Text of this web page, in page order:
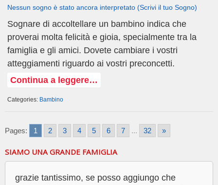
Nessun sogno è stato ancora interpretato (Scrivi il tuo Sogno)
Sognare di accoltellare un bambino indica che
proverai molta felicità e gioia, specialmente tra la
famiglia e gli amici. Dovete cambiare i vostri
atteggiamenti riguardo ai vostri preconcetti.
Continua a leggere…
Categories: Bambino
Pages: 1 2 3 4 5 6 7 ... 32 »
SIAMO UNA GRANDE FAMIGLIA
grazie tantissimo, se posso aggiungo che